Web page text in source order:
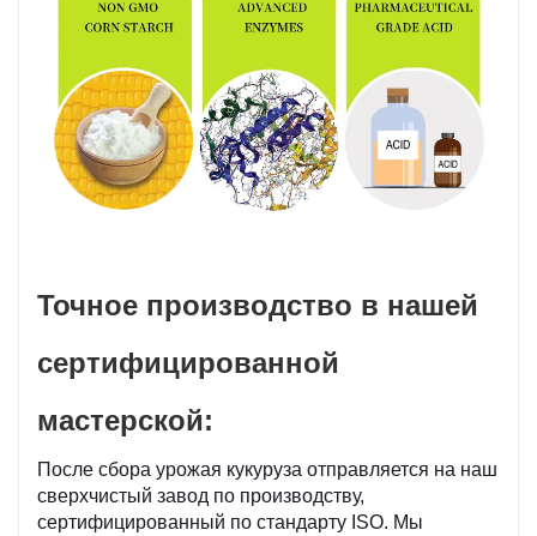
Точное производство в нашей
сертифицированной
мастерской:
После сбора урожая кукуруза отправляется на наш
сверхчистый завод по производству,
сертифицированный по стандарту ISO. Мы